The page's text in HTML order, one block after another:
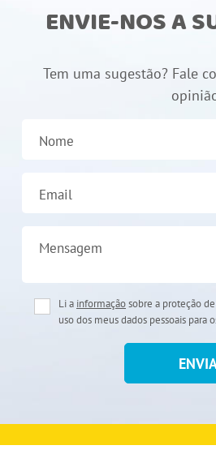
ENVIE-NOS A
Tem uma sugestão? Fale
Nome
Email
Mensagem
Li a informaçãosobre a proteção
uso dos meus dados pessoais para